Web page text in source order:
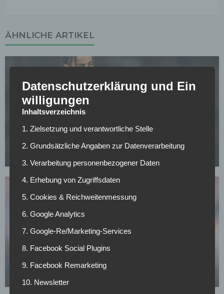
ÄHNLICHE ARTIKEL
CL-Sieg und dann weg? PSG-Star im Visier von
europäischen Topklubs
Bayern-Legende Lizarazu warnt: Dieses Risiko
sollte Kompany gegen PSG vermeiden
Datenschutzerklärung und Ein
willigungen
Inhaltsverzeichnis
1. Zielsetzung und verantwortliche Stelle
2. Grundsätzliche Angaben zur Datenverarbeitung
3. Verarbeitung personenbezogener Daten
4. Erhebung von Zugriffsdaten
5. Cookies & Reichweitenmessung
6. Google Analytics
7. Google-Re/Marketing-Services
8. Facebook Social Plugins
9. Facebook Remarketing
10. Newsletter